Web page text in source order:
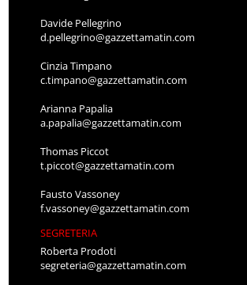
Davide Pellegrino
d.pellegrino@gazzettamatin.com
Cinzia Timpano
c.timpano@gazzettamatin.com
Arianna Papalia
a.papalia@gazzettamatin.com
Thomas Piccot
t.piccot@gazzettamatin.com
Fausto Vassoney
f.vassoney@gazzettamatin.com
SEGRETERIA
Roberta Prodoti
segreteria@gazzettamatin.com